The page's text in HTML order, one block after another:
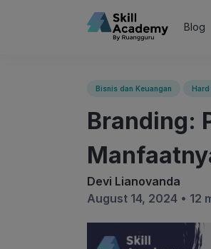
Blog
Bisnis dan Keuangan Hard
Branding:
Devi Lianovanda
August 14, 2024 • 12